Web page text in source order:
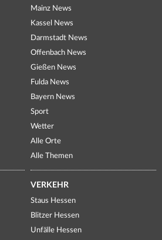
Mainz News
Kassel News
Darmstadt News
Offenbach News
Gießen News
Fulda News
Bayern News
Sport
Wetter
Alle Orte
Alle Themen
VERKEHR
Staus Hessen
Blitzer Hessen
Unfälle Hessen